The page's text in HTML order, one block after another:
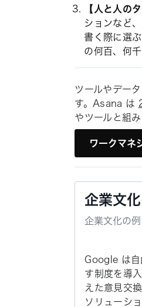
【人と人の
ションなど
書く際に選
の何百、何
ツールやデー
す。Asana は
やツールと組
ワークマネ
企業文化
企業文化の
Google は自
す制度を導
えた意見交
ソリューシ